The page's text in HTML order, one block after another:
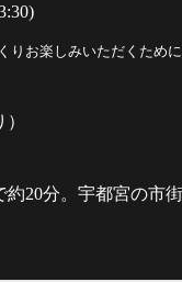
お楽しみいただくため
20分。宇都宮の市